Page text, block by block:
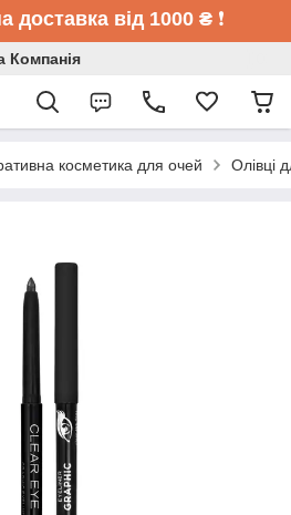
доставка від 1000 ₴ ❗
Компанія
косметика для очей Олівці